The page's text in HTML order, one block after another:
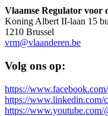
Vlaamse Regulator voor
Koning Albert II-laan 15
1210 Brussel
vrm@vlaanderen.be
Volg ons op:
https://
https://www.linkedin.com/
https://www.youtube.com/